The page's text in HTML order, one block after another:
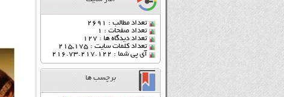
تعداد مطالب : 2691
تعداد صفحات : 1
تعداد دیدگاه ها : 127
تعداد کلمات سایت : 215,175
آی پی شما : 216.73.217.122
برچسب ها